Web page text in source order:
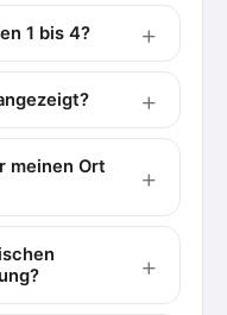
1 bis 4?
meinen Ort